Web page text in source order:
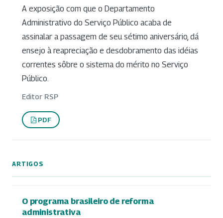
A exposição com que o Departamento
Administrativo do Serviço Público acaba de
assinalar a passagem de seu sétimo aniversário, dá
ensejo à reapreciação e desdobramento das idéias
correntes sôbre o sistema do mérito no Serviço
Público.
Editor RSP
PDF
ARTIGOS
O programa brasileiro de reforma
administrativa